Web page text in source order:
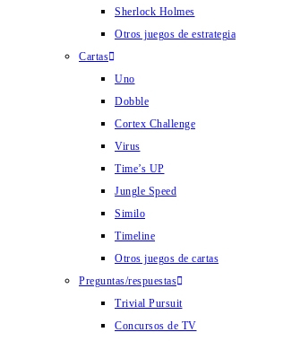
Sherlock Holmes
Otros juegos de estrategia
Cartas
Uno
Dobble
Cortex Challenge
Virus
Time’s UP
Jungle Speed
Similo
Timeline
Otros juegos de cartas
Preguntas/respuestas
Trivial Pursuit
Concursos de TV